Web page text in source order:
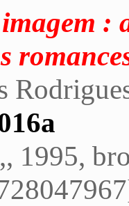
:
1995,